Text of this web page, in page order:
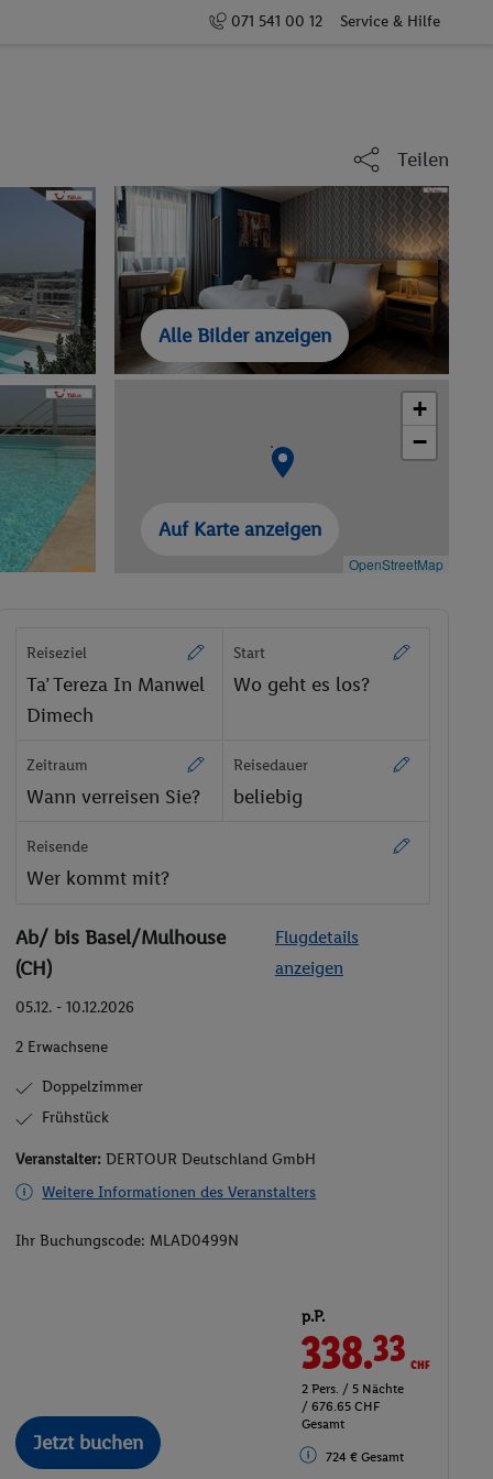
071 541 00 12 Service & Hilfe
Teilen
Alle Bilder anzeigen
+
−
OpenStreetMap
Auf Karte anzeigen
Reiseziel
Ta’ Tereza In Manwel
Dimech
Start
Wo geht es los?
Zeitraum
Wann verreisen Sie?
Reisedauer
beliebig
Reisende
Wer kommt mit?
Ab/ bis Basel/Mulhouse
(CH)
Flugdetails
anzeigen
05.12. - 10.12.2026
2 Erwachsene
Doppelzimmer
Frühstück
Veranstalter:DERTOUR Deutschland GmbH
Weitere Informationen des Veranstalters
Ihr Buchungscode: MLAD0499N
Jetzt buchen
p.P.
338.33CHF
2 Pers. / 5 Nächte
/ 676.65 CHF
Gesamt
724 € Gesamt